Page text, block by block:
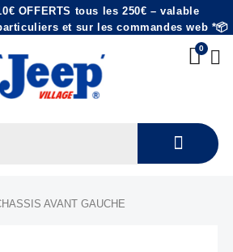
OFFERTS tous les 250€ – valable
et sur les commandes web *📦
AVANT GAUCHE